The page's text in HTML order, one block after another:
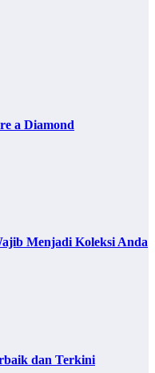
a Diamond
Menjadi Koleksi Anda
dan Terkini